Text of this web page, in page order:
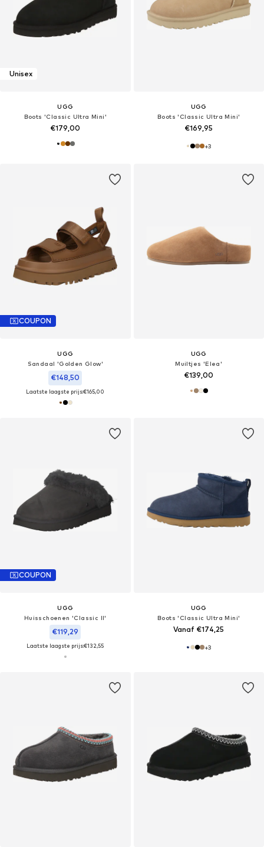
Unisex
UGG
Boots 'Classic Ultra Mini'
€179,00
UGG
Boots 'Classic Ultra Mini'
€169,95
+3
COUPON
UGG
Sandaal 'Golden Glow'
€148,50
Laatste laagste prijs:€165,00
UGG
Muiltjes 'Elea'
€139,00
COUPON
UGG
Huisschoenen 'Classic II'
€119,29
Laatste laagste prijs:€132,55
UGG
Boots 'Classic Ultra Mini'
Vanaf €174,25
+3